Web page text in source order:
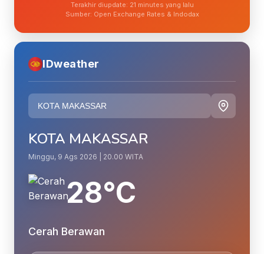
Terakhir diupdate: 21 minutes yang lalu
Sumber: Open Exchange Rates & Indodax
IDweather
KOTA MAKASSAR
Minggu, 9 Ags 2026 | 20.00 WITA
28°C
Cerah Berawan